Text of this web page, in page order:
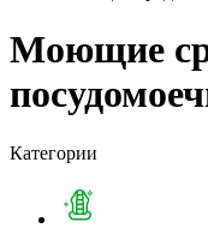
Моющие
Категории